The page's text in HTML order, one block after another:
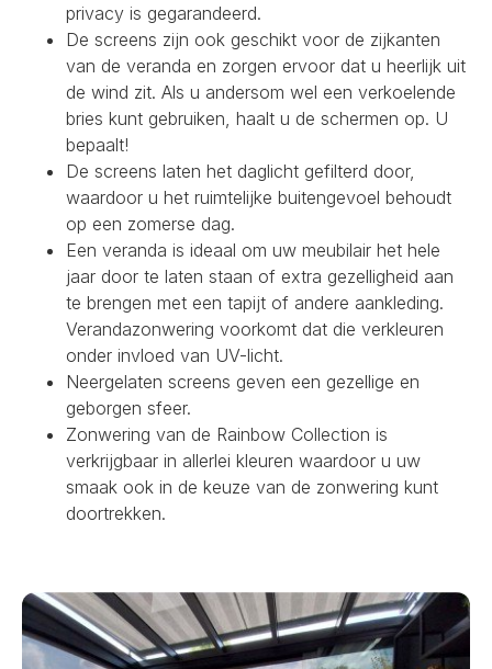
privacy is gegarandeerd.
De screens zijn ook geschikt voor de zijkanten
van de veranda en zorgen ervoor dat u heerlijk uit
de wind zit. Als u andersom wel een verkoelende
bries kunt gebruiken, haalt u de schermen op. U
bepaalt!
De screens laten het daglicht gefilterd door,
waardoor u het ruimtelijke buitengevoel behoudt
op een zomerse dag.
Een veranda is ideaal om uw meubilair het hele
jaar door te laten staan of extra gezelligheid aan
te brengen met een tapijt of andere aankleding.
Verandazonwering voorkomt dat die verkleuren
onder invloed van UV-licht.
Neergelaten screens geven een gezellige en
geborgen sfeer.
Zonwering van de Rainbow Collection is
verkrijgbaar in allerlei kleuren waardoor u uw
smaak ook in de keuze van de zonwering kunt
doortrekken.